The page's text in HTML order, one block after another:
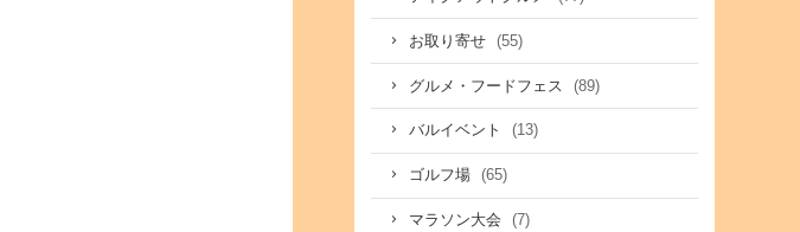
お取り寄せ (55)
グルメ・フードフェス (89)
バルイベント (13)
ゴルフ場 (65)
マラソン大会 (7)